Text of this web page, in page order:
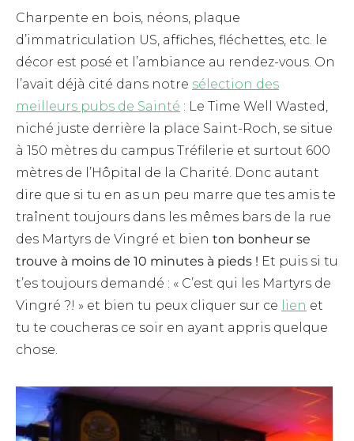
Charpente en bois, néons, plaque
d’immatriculation US, affiches, fléchettes, etc. le
décor est posé et l’ambiance au rendez-vous. On
l’avait déjà cité dans notre sélection des
meilleurs pubs de Sainté : Le Time Well Wasted,
niché juste derrière la place Saint-Roch, se situe
à 150 mètres du campus Tréfilerie et surtout 600
mètres de l’Hôpital de la Charité. Donc autant
dire que si tu en as un peu marre que tes amis te
traînent toujours dans les mêmes bars de la rue
des Martyrs de Vingré et bien ton bonheur se
trouve à moins de 10 minutes à pieds ! Et puis si tu
t’es toujours demandé : « C’est qui les Martyrs de
Vingré ?! » et bien tu peux cliquer sur ce lien et
tu te coucheras ce soir en ayant appris quelque
chose.